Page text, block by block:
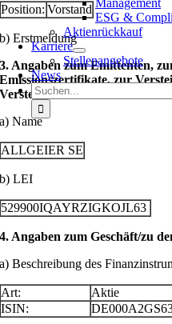
Management
ESG &
Aktienrückkauf
Karriere
Stellenangebote
News
Suche
nach:
Position: Vorstand
b) Erstmeldung
3. Angaben zum Emittenten,
Emissionszertifikate, zur
Versteigerer oder zur
a) Name
ALLGEIER SE
b) LEI
529900IQAYRZIGKOJL63
4. Angaben zum Geschäft/zu
a) Beschreibung des
Art:
Aktie
ISIN: